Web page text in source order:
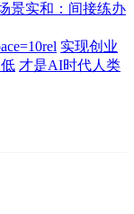
景实和：间接练办
实现创业
才是AI时代人类